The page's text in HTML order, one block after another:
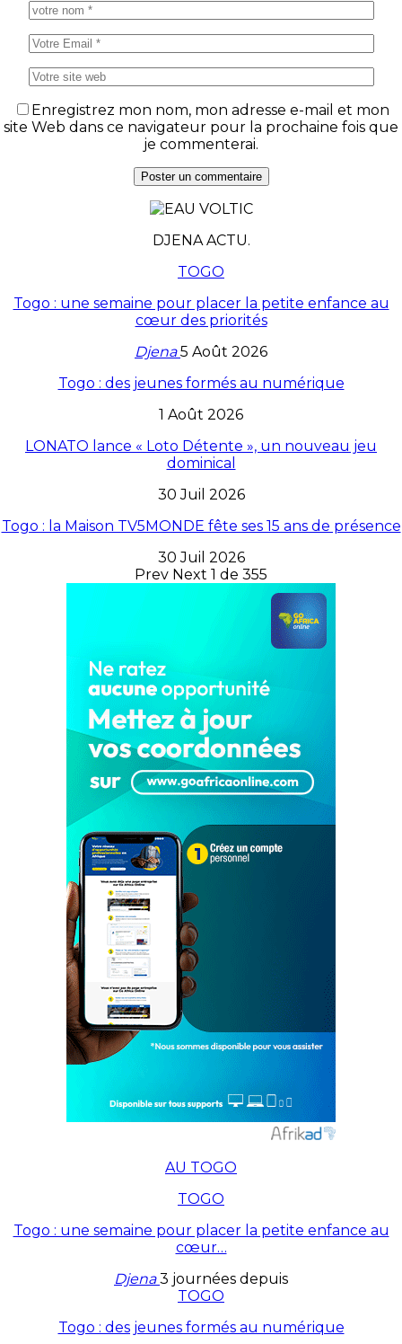
Enregistrez mon nom, mon adresse e-mail et mon
site Web dans ce navigateur pour la prochaine fois que
je commenterai.
DJENA ACTU.
TOGO
Togo : une semaine pour placer la petite enfance au
cœur des priorités
Djena5 Août 2026
Togo : des jeunes formés au numérique
1 Août 2026
LONATO lance « Loto Détente », un nouveau jeu
dominical
30 Juil 2026
Togo : la Maison TV5MONDE fête ses 15 ans de présence
30 Juil 2026
Prev Next 1 de 355
AU TOGO
TOGO
Togo : une semaine pour placer la petite enfance au
cœur…
Djena3 journées depuis
TOGO
Togo : des jeunes formés au numérique